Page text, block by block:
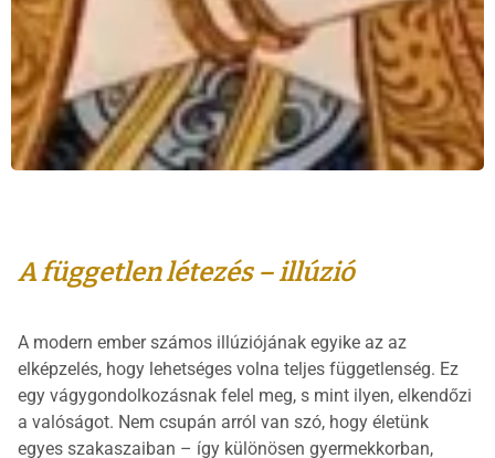
A független létezés – illúzió
A modern ember számos illúziójának egyike az az
elképzelés, hogy lehetséges volna teljes függetlenség. Ez
egy vágygondolkozásnak felel meg, s mint ilyen, elkendőzi
a valóságot. Nem csupán arról van szó, hogy életünk
egyes szakaszaiban – így különösen gyermekkorban,